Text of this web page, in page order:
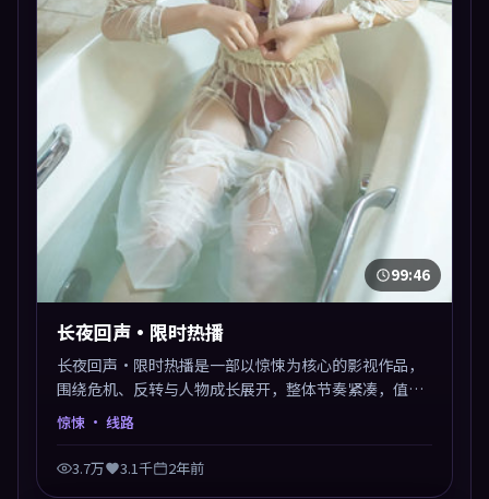
99:46
长夜回声·限时热播
长夜回声·限时热播是一部以惊悚为核心的影视作品，
围绕危机、反转与人物成长展开，整体节奏紧凑，值得
推荐观看。
惊悚 · 线路
3.7万 3.1千 2年前